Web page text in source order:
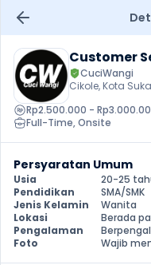
Customer
CuciWangi
Cikole, Kota
Rp2.500.000 -
Full-Time, Onsite
Persyaratan Umum
Usia
20-25
Pendidikan
SMA/SMK
Jenis Kelamin
Wanita
Lokasi
Berada
Pengalaman
Foto
Wajib